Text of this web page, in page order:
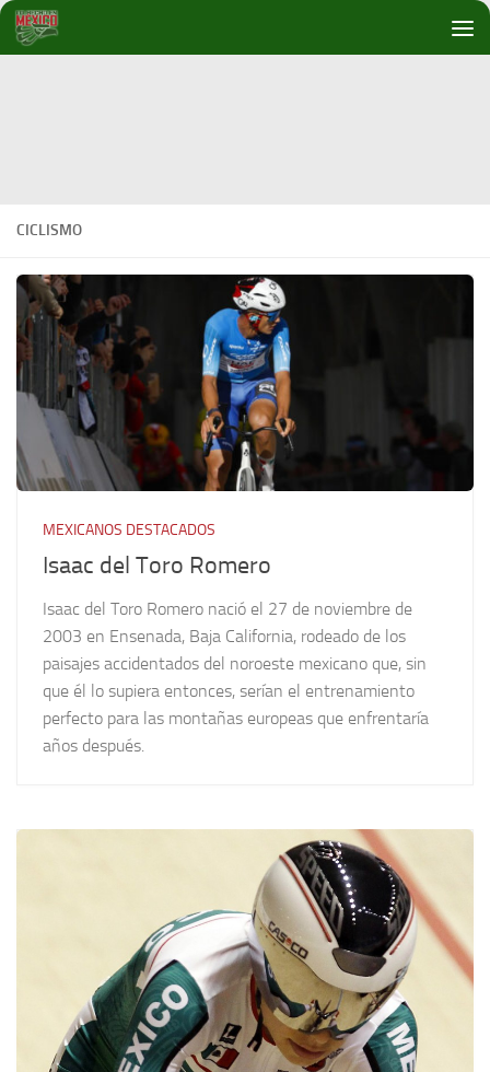
Debajo del contenido
CICLISMO
MEXICANOS DESTACADOS
Isaac del Toro Romero
Isaac del Toro Romero nació el 27 de noviembre de
2003 en Ensenada, Baja California, rodeado de los
paisajes accidentados del noroeste mexicano que, sin
que él lo supiera entonces, serían el entrenamiento
perfecto para las montañas europeas que enfrentaría
años después.